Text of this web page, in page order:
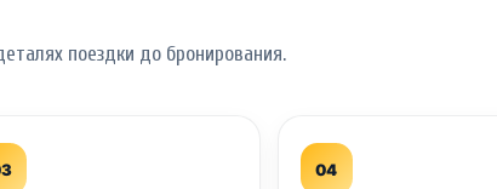
поездки до бронирования.
04